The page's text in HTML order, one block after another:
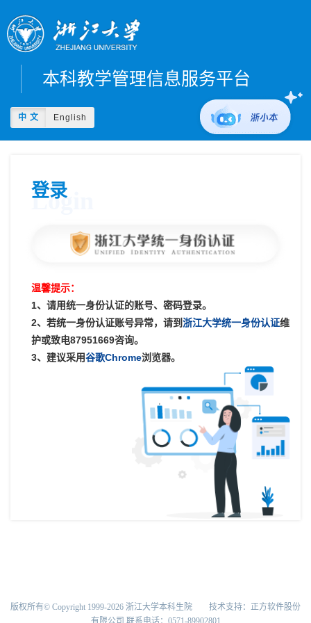
本科教学管理信息服务平台
中 文 English
登录
Login
温馨提示：
1、请用统一身份认证的账号、密码登录。
2、若统一身份认证账号异常，请到浙江大学统一身份认证维
护或致电87951669咨询。
3、建议采用谷歌Chrome浏览器。
版权所有© Copyright 1999-2026 浙江大学本科生院 技术支持：正方软件股份
有限公司 联系电话：0571-89902801